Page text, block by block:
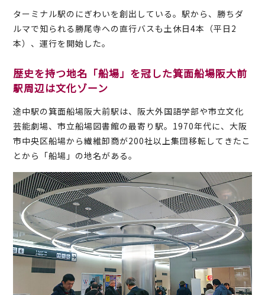
ターミナル駅のにぎわいを創出している。駅から、勝ちダ
ルマで知られる勝尾寺への直行バスも土休日4本（平日2
本）、運行を開始した。
歴史を持つ地名「船場」を冠した箕面船場阪大前
駅周辺は文化ゾーン
途中駅の箕面船場阪大前駅は、阪大外国語学部や市立文化
芸能劇場、市立船場図書館の最寄り駅。1970年代に、大阪
市中央区船場から繊維卸商が200社以上集団移転してきたこ
とから「船場」の地名がある。